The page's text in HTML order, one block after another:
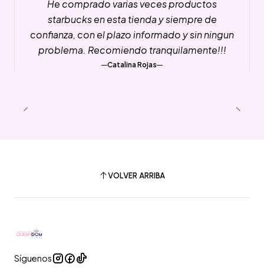
He comprado varias veces productos
starbucks en esta tienda y siempre de
confianza, con el plazo informado y sin ningun
problema. Recomiendo tranquilamente!!!
Catalina Rojas
VOLVER ARRIBA
Síguenos